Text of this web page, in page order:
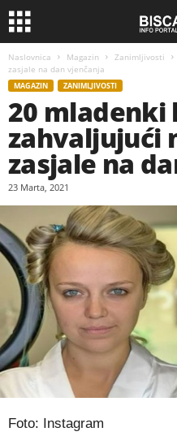
Naslovnica Magazin Zanimljivosti
zasjale na dan vjenčanja
MAGAZIN ZANIMLJIVOSTI
20 mladenki
zahvaljujući
zasjale na
23 Marta, 2021
Foto: Instagram